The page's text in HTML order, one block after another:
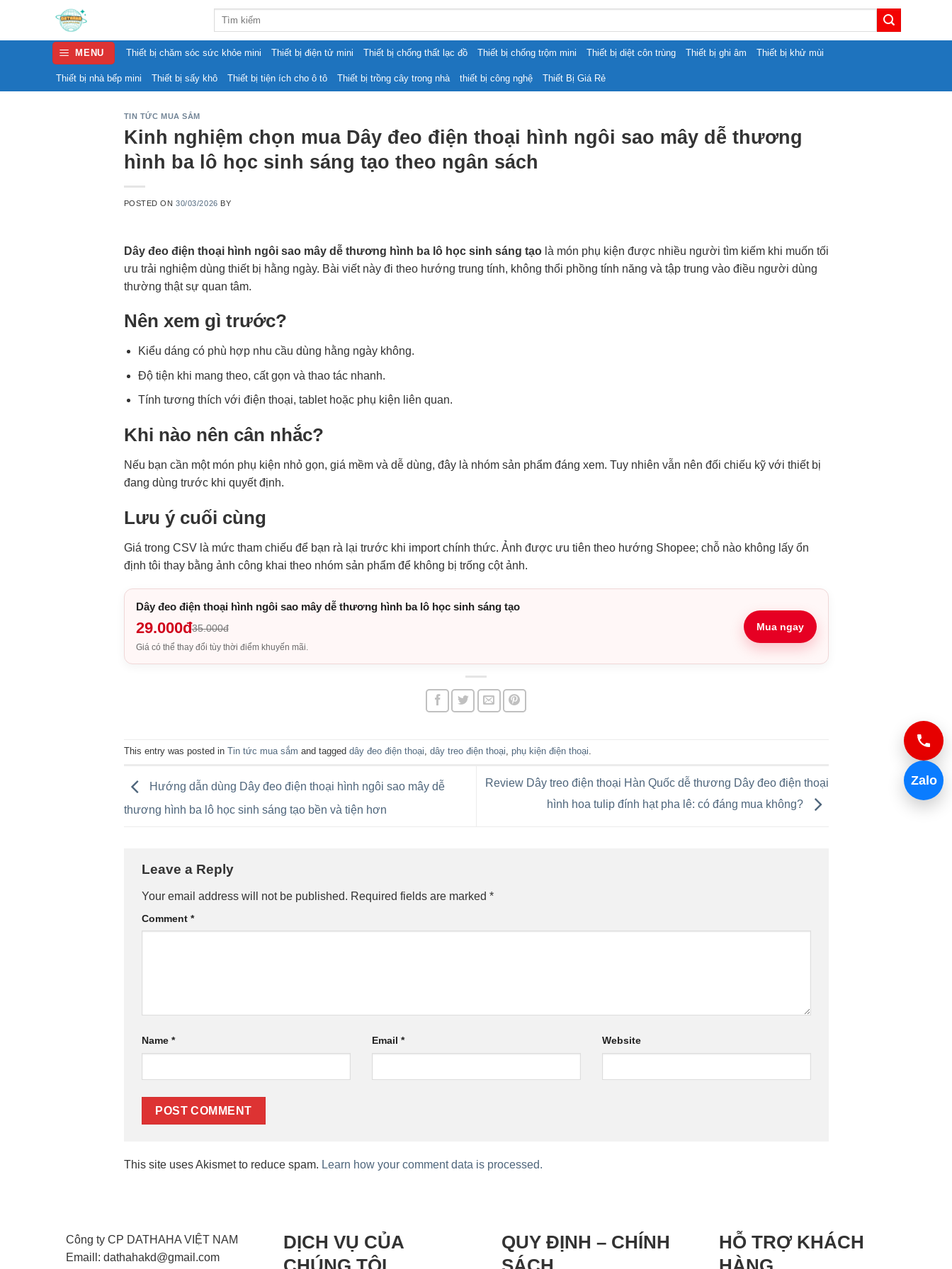
content
Search
MENU Thiết bị chăm sóc sức khỏe mini Thiết bị điện tử mini Thiết bị chống thất lạc đồ Thiết bị chống trộm mini Thiết bị diệt côn trùng Thiết bị ghi âm Thiết bị khử mùi
Thiết bị nhà bếp mini Thiết bị sấy khô Thiết bị tiện ích cho ô tô Thiết bị trồng cây trong nhà thiết bị công nghệ Thiết Bị Giá Rẻ
TIN TỨC MUA SẮM
Kinh nghiệm chọn mua Dây đeo điện thoại hình ngôi sao mây dễ thương
hình ba lô học sinh sáng tạo theo ngân sách
POSTED ON30/03/2026 BY
Dây đeo điện thoại hình ngôi sao mây dễ thương hình ba lô học sinh sáng tạolà món phụ kiện được nhiều người tìm kiếm khi muốn tối
ưu trải nghiệm dùng thiết bị hằng ngày. Bài viết này đi theo hướng trung tính, không thổi phồng tính năng và tập trung vào điều người dùng
thường thật sự quan tâm.
Nên xem gì trước?
Kiểu dáng có phù hợp nhu cầu dùng hằng ngày không.
Độ tiện khi mang theo, cất gọn và thao tác nhanh.
Tính tương thích với điện thoại, tablet hoặc phụ kiện liên quan.
Khi nào nên cân nhắc?
Nếu bạn cần một món phụ kiện nhỏ gọn, giá mềm và dễ dùng, đây là nhóm sản phẩm đáng xem. Tuy nhiên vẫn nên đối chiếu kỹ với thiết bị
đang dùng trước khi quyết định.
Lưu ý cuối cùng
Giá trong CSV là mức tham chiếu để bạn rà lại trước khi import chính thức. Ảnh được ưu tiên theo hướng Shopee; chỗ nào không lấy ổn
định tôi thay bằng ảnh công khai theo nhóm sản phẩm để không bị trống cột ảnh.
Dây đeo điện thoại hình ngôi sao mây dễ thương hình ba lô học sinh sáng tạo
29.000đ35.000đ
Giá có thể thay đổi tùy thời điểm khuyến mãi.
Mua ngay
This entry was posted in Tin tức mua sắm and tagged dây đeo điện thoại dây treo điện thoại phụ kiện điện thoại
Hướng dẫn dùng Dây đeo điện thoại hình ngôi sao mây dễ
thương hình ba lô học sinh sáng tạo bền và tiện hơn
Review Dây treo điện thoại Hàn Quốc dễ thương Dây đeo điện thoại
hình hoa tulip đính hạt pha lê: có đáng mua không?
Leave a Reply
Your email address will not be published. Required fields are marked *
Comment *
Name * Email * Website
This site uses Akismet to reduce spam. Learn how your comment data is processed.
Công ty CP DATHAHA VIỆT NAM
Emaill: dathahakd@gmail.com
DỊCH VỤ CỦA
QUY ĐỊNH – CHÍNH
HỖ TRỢ KHÁCH
Zalo